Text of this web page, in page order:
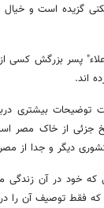
گزیده است و خیال
پسر بزرگش کسی از
اند.
بیشتری
جزئی از خاک مصر
دیگر و جدا از
خود در آن زندگی
فقط توصیف آن را در